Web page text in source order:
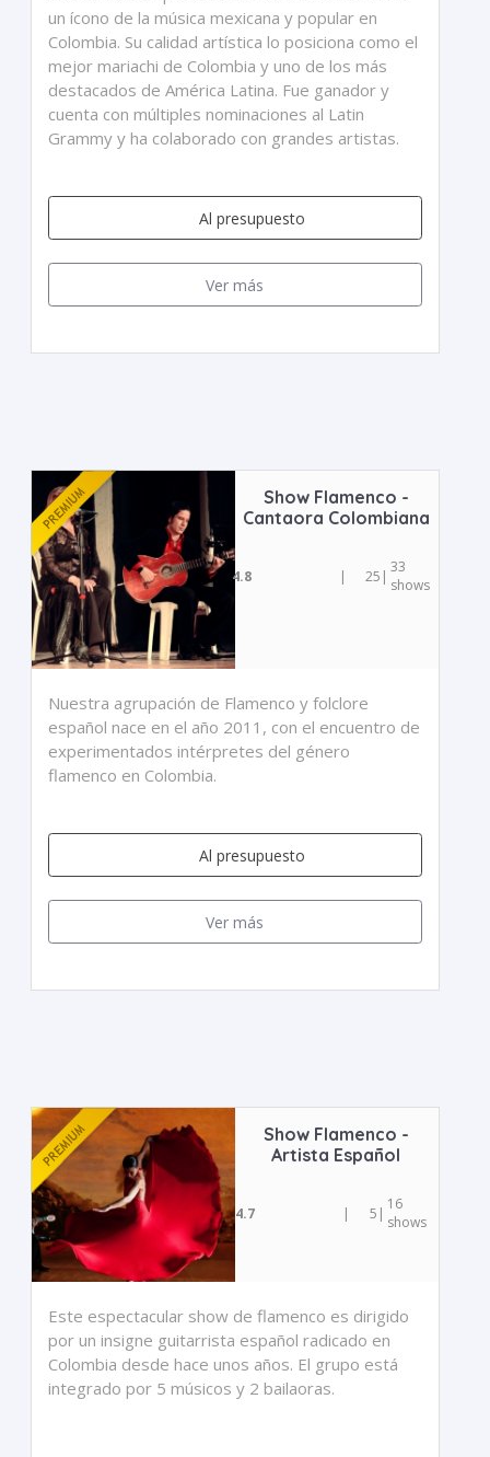
un ícono de la música mexicana y popular en
Colombia. Su calidad artística lo posiciona como el
mejor mariachi de Colombia y uno de los más
destacados de América Latina. Fue ganador y
cuenta con múltiples nominaciones al Latin
Grammy y ha colaborado con grandes artistas.
Al presupuesto
Ver más
Show Flamenco -
Cantaora Colombiana
4.8 | 25 | 33
shows
Nuestra agrupación de Flamenco y folclore
español nace en el año 2011, con el encuentro de
experimentados intérpretes del género
flamenco en Colombia.
Al presupuesto
Ver más
Show Flamenco -
Artista Español
4.7 | 5 | 16
shows
Este espectacular show de flamenco es dirigido
por un insigne guitarrista español radicado en
Colombia desde hace unos años. El grupo está
integrado por 5 músicos y 2 bailaoras.